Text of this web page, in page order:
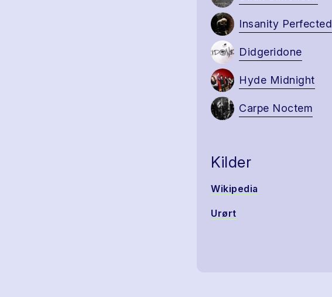
Insanity Perfected
Didgeridone
Hyde Midnight
Carpe Noctem
Kilder
Wikipedia
Urørt